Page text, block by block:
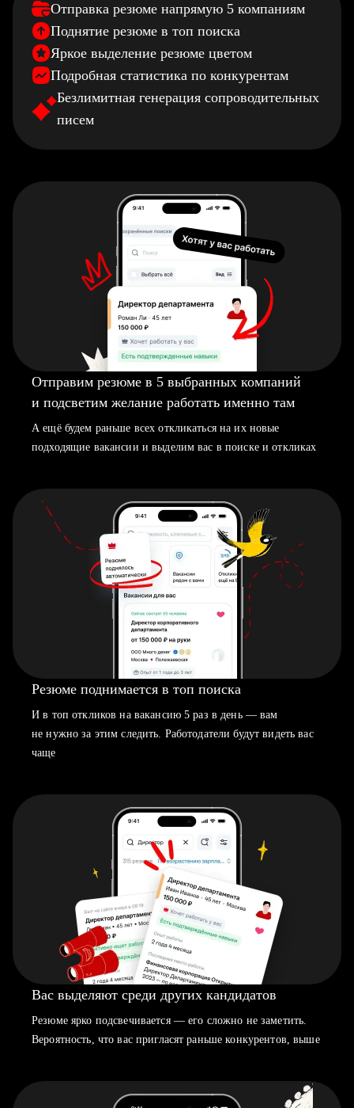
Отправка резюме напрямую 5 компаниям
Поднятие резюме в топ поиска
Яркое выделение резюме цветом
Подробная статистика по конкурентам
Безлимитная генерация сопроводительных
писем
Отправим резюме в 5 выбранных компаний
и подсветим желание работать именно там
А ещё будем раньше всех откликаться на их новые
подходящие вакансии и выделим вас в поиске и откликах
Резюме поднимается в топ поиска
И в топ откликов на вакансию 5 раз в день — вам
не нужно за этим следить. Работодатели будут видеть вас
чаще
Вас выделяют среди других кандидатов
Резюме ярко подсвечивается — его сложно не заметить.
Вероятность, что вас пригласят раньше конкурентов, выше